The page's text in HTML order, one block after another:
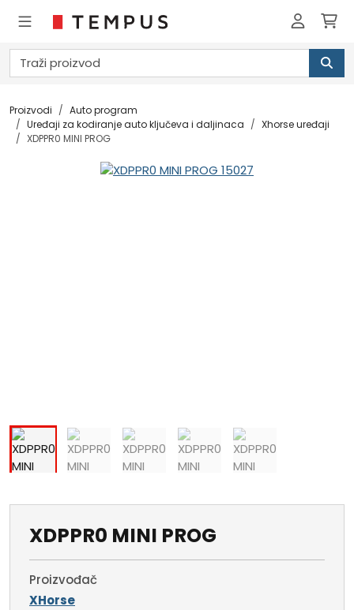
Proizvodi
Auto program
Uređaji za kodiranje auto ključeva i daljinaca
Xhorse uređaji
XDPPR0 MINI PROG
XDPPR0 MINI PROG
Proizvođač
XHorse